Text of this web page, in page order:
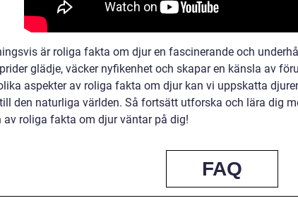
är roliga fakta om djur en fascinerande och
glädje, väcker nyfikenhet och skapar en känsla av
aspekter av roliga fakta om djur kan vi uppskatta
den naturliga världen. Så fortsätt utforska och lära dig
av roliga fakta om djur väntar på dig!
FAQ